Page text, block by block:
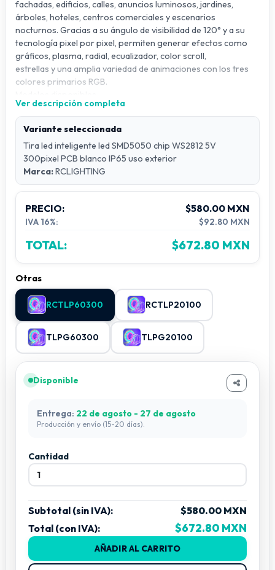
fachadas, edificios, calles, anuncios luminosos, jardines,
árboles, hoteles, centros comerciales y escenarios
nocturnos. Gracias a su ángulo de visibilidad de 120° y a su
tecnología pixel por pixel, permiten generar efectos como
gráficos, plasma, radial, ecualizador, color scroll,
estrellas y una amplia variedad de animaciones con los tres
colores primarios RGB.
Modelo: RC TLP60300 linea GENERICA TLPG60300
Pixeles por metro: 60 px/m
Longitud del rollo: 5 metros (300 pixeles)
Chip IC: WS2812
Corte: cada 1.66 cm
Voltaje: 5 VDC
PCB: fondo blanco o Negro ver disponivilidad
Protección: IP20 / IP65
Modelo: RCTLP20100 linea GENERICA TLPG10100
Longitud del rollo: 5 metros (100 pixeles)
Chip IC: WS2811
Corte: cada 5 cm
Voltaje: 12 VDC
PCB: fondo blanco o Negro ver disponivilidad
Protección: IP20 / IP65
se necesita controlCLIC Para Ver Controladores
Disponibles
verVideos
Ver descripción completa
Variante seleccionada
Tira led inteligente led SMD5050 chip WS2812 5V
300pixel PCB blanco IP65 uso exterior
Marca:RCLIGHTING
PRECIO: $580.00 MXN
IVA 16%: $92.80 MXN
TOTAL: $672.80 MXN
Otras
RCTLP60300 RCTLP20100
TLPG60300 TLPG20100
Disponible
Entrega: 22 de agosto - 27 de agosto
Producción y envío (15-20 días).
Cantidad
Subtotal (sin IVA):
$580.00 MXN
Total (con IVA):
$672.80 MXN
AÑADIR AL CARRITO